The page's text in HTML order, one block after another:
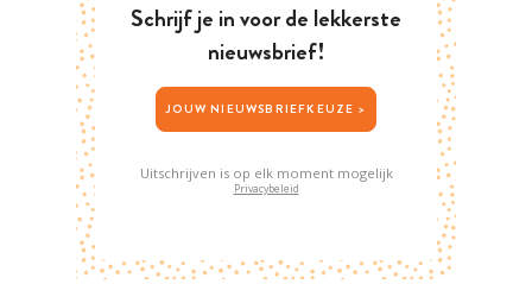
Schrijf je in voor de lekkerste
nieuwsbrief!
JOUW NIEUWSBRIEFKEUZE >
Uitschrijven is op elk moment mogelijk
Privacybeleid